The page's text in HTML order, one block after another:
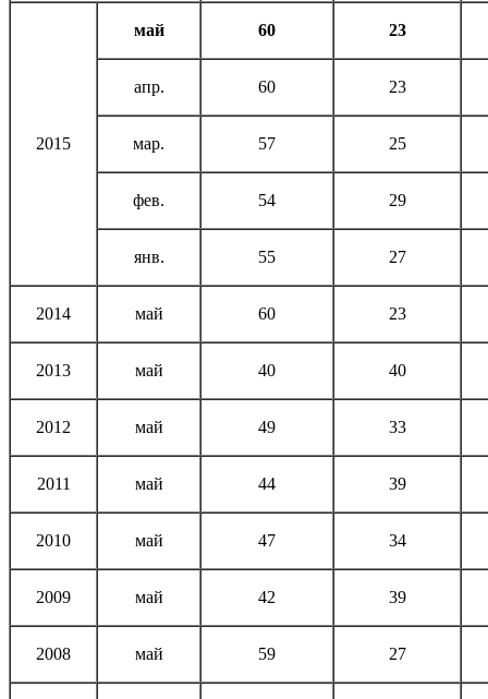
2015
май 60 23
апр. 60 23
мар. 57 25
фев. 54 29
янв. 55 27
2014 май 60 23
2013 май 40 40
2012 май 49 33
2011 май 44 39
2010 май 47 34
2009 май 42 39
2008 май 59 27